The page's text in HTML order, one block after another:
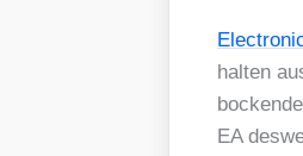
hal­ten
EA